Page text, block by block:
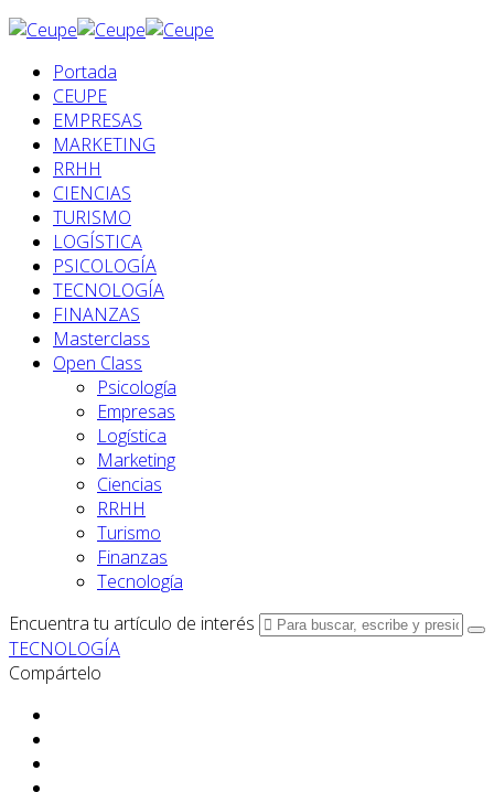
Portada
CEUPE
EMPRESAS
MARKETING
RRHH
CIENCIAS
TURISMO
LOGÍSTICA
PSICOLOGÍA
TECNOLOGÍA
FINANZAS
Masterclass
Open Class
Psicología
Empresas
Logística
Marketing
Ciencias
RRHH
Turismo
Finanzas
Tecnología
Encuentra tu artículo de interés
TECNOLOGÍA
Compártelo